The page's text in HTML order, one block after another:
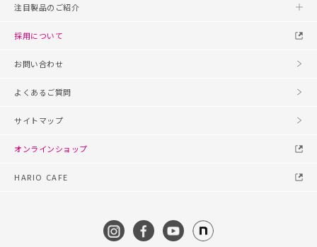
注目製品のご紹介
採用について
お問い合わせ
よくあるご質問
サイトマップ
オンラインショップ
HARIO CAFE